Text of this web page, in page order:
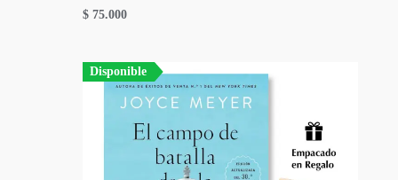
$ 75.000
Disponible